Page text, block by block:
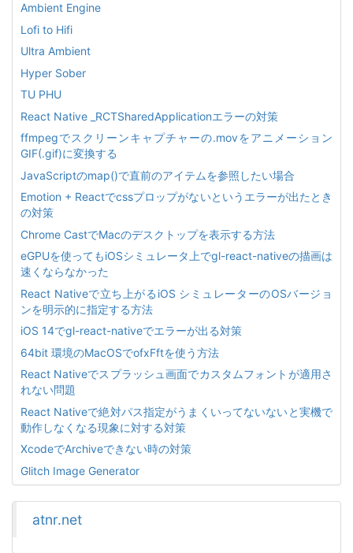
Ambient Engine
Lofi to Hifi
Ultra Ambient
Hyper Sober
TU PHU
React Native _RCTSharedApplicationエラーの対策
ffmpegでスクリーンキャプチャーの.movをアニメーション
GIF(.gif)に変換する
JavaScriptのmap()で直前のアイテムを参照したい場合
Emotion + Reactでcssプロップがないというエラーが出たとき
の対策
Chrome CastでMacのデスクトップを表示する方法
eGPUを使ってもiOSシミュレータ上でgl-react-nativeの描画は
速くならなかった
React Nativeで立ち上がるiOS シミュレーターのOSバージョ
ンを明示的に指定する方法
iOS 14でgl-react-nativeでエラーが出る対策
64bit 環境のMacOSでofxFftを使う方法
React Nativeでスプラッシュ画面でカスタムフォントが適用さ
れない問題
React Nativeで絶対パス指定がうまくいってないないと実機で
動作しなくなる現象に対する対策
XcodeでArchiveできない時の対策
Glitch Image Generator
atnr.net